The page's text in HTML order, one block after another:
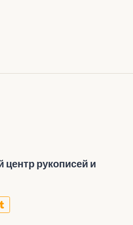
рукописей и